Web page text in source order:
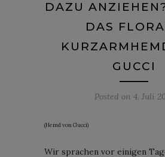
DAZU
DAS
GUCCI
Posted on 4. Juli
(Hemd von Gucci)
Wir sprachen vor einigen